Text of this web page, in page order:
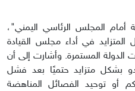
المجلس الرئاسي اليمني"،
المتزايد في أداء مجلس القيادة
الدولة المستمرة. وأشارت إلى أن
بشكل متزايد حتميًا بعد فشل
أو توحيد الفصائل المناهضة